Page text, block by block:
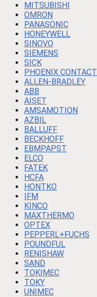
MITSUBISHI
OMRON
PANASONIC
HONEYWELL
SINOVO
SIEMENS
SICK
PHOENIX CONTACT
ALLEN-BRADLEY
ABB
AISET
AMSAMOTION
AZBIL
BALLUFF
BECKHOFF
EBMPAPST
ELCO
FATEK
HCFA
HONTKO
IFM
KINCO
MAXTHERMO
OPTEX
PEPPERL+FUCHS
POUNDFUL
RENISHAW
SAND
TOKIMEC
TOKY
UNIMEC